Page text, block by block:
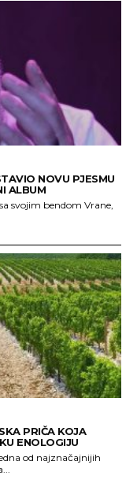
NOVU PJESMU
ALBUM
svojim bendom Vrane,
PRIČA KOJA
ENOLOGIJU
od najznačajnijih